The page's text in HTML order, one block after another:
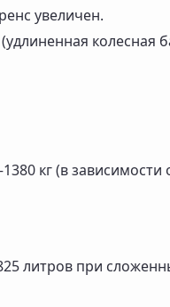
увеличен.
колесная
кг (в
литров при